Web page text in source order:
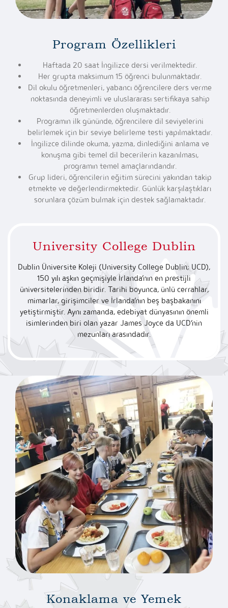
Program Özellikleri
Haftada 20 saat İngilizce dersi verilmektedir.
Her grupta maksimum 15 öğrenci bulunmaktadır.
Dil okulu öğretmenleri, yabancı öğrencilere ders verme
noktasında deneyimli ve uluslararası sertifikaya sahip
öğretmenlerden oluşmaktadır.
Programın ilk gününde, öğrencilere dil seviyelerini
belirlemek için bir seviye belirleme testi yapılmaktadır.
İngilizce dilinde okuma, yazma, dinlediğini anlama ve
konuşma gibi temel dil becerilerin kazanılması,
programın temel amaçlarındandır.
Grup lideri, öğrencilerin eğitim sürecini yakından takip
etmekte ve değerlendirmektedir. Günlük karşılaştıkları
sorunlara çözüm bulmak için destek sağlamaktadır.
University College Dublin
Dublin Üniversite Koleji (University College Dublin; UCD),
150 yılı aşkın geçmişiyle İrlanda’nın en prestijli
üniversitelerinden biridir. Tarihi boyunca, ünlü cerrahlar,
mimarlar, girişimciler ve İrlanda’nın beş başbakanını
yetiştirmiştir. Aynı zamanda, edebiyat dünyasının önemli
isimlerinden biri olan yazar James Joyce da UCD’nin
mezunları arasındadır.
Konaklama ve Yemek